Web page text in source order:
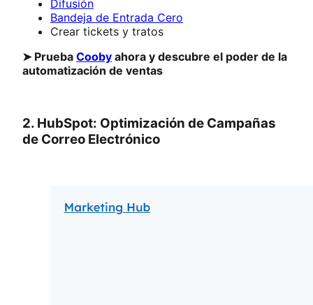
Difusión
Bandeja de Entrada Cero
Crear tickets y tratos
➤ Prueba Cooby ahora y descubre el poder de la
automatización de ventas
2. HubSpot: Optimización de Campañas
de Correo Electrónico